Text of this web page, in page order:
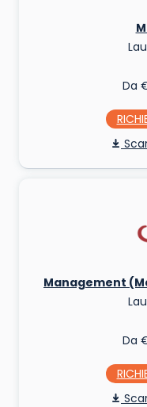
Da
Management
Da